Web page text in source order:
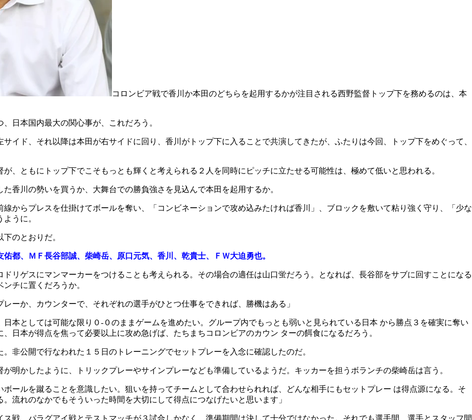
コロンビア戦で香川か本田のどちらを起用するかが注目される西野監督 トップ下を務めるのは、本
日本国内最大の関心事が、これだろう。
イド、それ以降は本田が右サイドに回り、香川がトップ下に入ることで共演してきたが、ふたりは今回、トップ下をめぐって、
、ともにトップ下でこそもっとも輝くと考えられる２人を同時にピッチに立たせる可能性は、極めて低いと思われる。
香川の勢いを買うか、大舞台での勝負強さを見込んで本田を起用するか。
からプレスを仕掛けてボールを奪い、「コンビネーションで攻め込みたければ香川」、ブロックを敷いて粘り強く守り、「少な
うに。
のとおりだ。
都、ＭＦ長谷部誠、柴崎岳、原口元気、香川、乾貴士、ＦＷ大迫勇也。
リゲスにマンマーカーをつけることも考えられる。その場合の適任は山口蛍だろう。となれば、長谷部をサブに回すことになる
チに置くだろうか。
ーか、カウンターで、それぞれの選手がひとつ仕事をできれば、勝機はある」
本としては可能な限り０‐０のままゲームを進めたい。グループ内でもっとも弱いと見られている日本 から勝点３を確実に奪い
日本が得点を焦って必要以上に攻め急げば、たちまちコロンビアのカウン ターの餌食になるだろう。
非公開で行なわれた１５日のトレーニングでセットプレーを入念に確認したのだ。
明かしたように、トリックプレーやサインプレーなども準備しているようだ。キッカーを担うボランチの柴崎岳は言う。
ボールを蹴ることを意識したい。狙いを持ってチームとして合わせられれば、どんな相手にもセットプレー は得点源になる。そ
流れのなかでもそういった時間を大切にして得点につなげたいと思います」
戦、パラグアイ戦とテストマッチが３試合しかなく、準備期間は決して十分ではなかった。それでも選手間、選手とスタッフ間